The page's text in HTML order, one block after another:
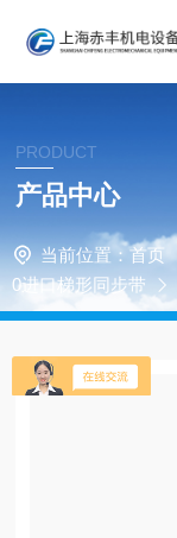
PRODUCT
产品中心
当前位置： 首页
0进口梯形同步带
0-370